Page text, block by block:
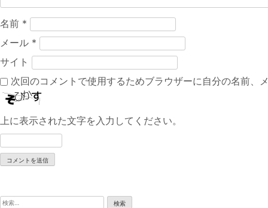
名前 *
メール *
サイト
次回のコメントで使用するためブラウザーに自分の名前、
上に表示された文字を入力してください。
検